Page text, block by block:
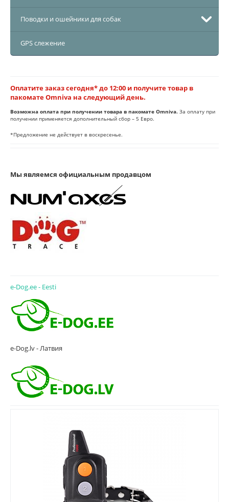
Поводки и ошейники для собак
GPS слежение
Оплатите заказ сегодня* до 12:00 и получите товар в
пакомате Omniva на следующий день.
Возможна оплата при получении товара в пакомате Omniva. За оплату при
получении применяется дополнительный сбор – 5 Евро.
*Предложение не действует в воскресенье.
Мы являемся официальным продавцом
e-Dog.ee - Eesti
e-Dog.lv - Латвия